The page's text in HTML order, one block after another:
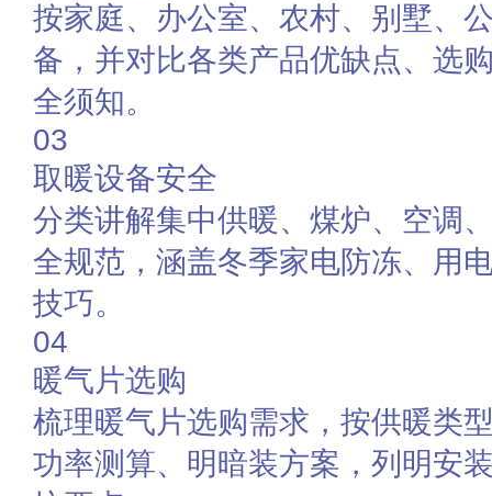
按家庭、办公室、农村、别墅、
备，并对比各类产品优缺点、选
全须知。
03
取暖设备安全
分类讲解集中供暖、煤炉、空调
全规范，涵盖冬季家电防冻、用
技巧。
04
暖气片选购
梳理暖气片选购需求，按供暖类
功率测算、明暗装方案，列明安